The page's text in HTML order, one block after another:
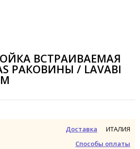
ВСТРАИВАЕМАЯ
РАКОВИНЫ / LAVABI
Доставка
Способы оплаты
ИТАЛИЯ